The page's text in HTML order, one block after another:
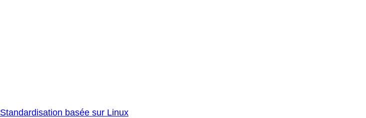
Standardisation basée sur Linux